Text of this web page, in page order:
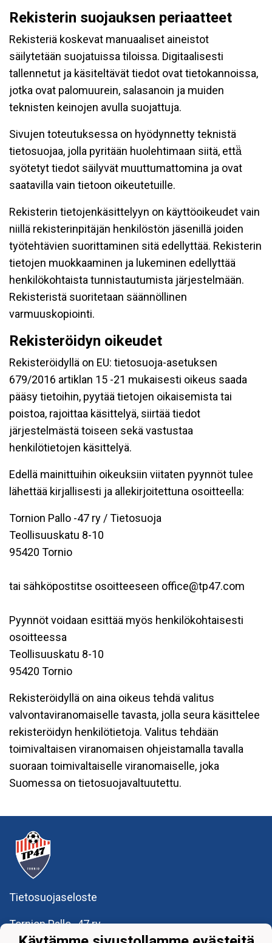
Rekisterin suojauksen periaatteet
Rekisteriä koskevat manuaaliset aineistot
säilytetään suojatuissa tiloissa. Digitaalisesti
tallennetut ja käsiteltävät tiedot ovat tietokannoissa,
jotka ovat palomuurein, salasanoin ja muiden
teknisten keinojen avulla suojattuja.
Sivujen toteutuksessa on hyödynnetty teknistä
tietosuojaa, jolla pyritään huolehtimaan siitä, että̈
syötetyt tiedot säilyvät muuttumattomina ja ovat
saatavilla vain tietoon oikeutetuille.
Rekisterin tietojenkäsittelyyn on käyttöoikeudet vain
niillä rekisterinpitäjän henkilöstön jäsenillä joiden
työtehtävien suorittaminen sitä edellyttää. Rekisterin
tietojen muokkaaminen ja lukeminen edellyttää
henkilökohtaista tunnistautumista järjestelmään.
Rekisteristä suoritetaan säännöllinen
varmuuskopiointi.
Rekisteröidyn oikeudet
Rekisteröidyllä on EU: tietosuoja-asetuksen
679/2016 artiklan 15 -21 mukaisesti oikeus saada
pääsy tietoihin, pyytää tietojen oikaisemista tai
poistoa, rajoittaa käsittelyä, siirtää tiedot
järjestelmästä toiseen sekä vastustaa
henkilötietojen käsittelyä.
Edellä mainittuihin oikeuksiin viitaten pyynnöt tulee
lähettää kirjallisesti ja allekirjoitettuna osoitteella:
Tornion Pallo -47 ry / Tietosuoja
Teollisuuskatu 8-10
95420 Tornio
tai sähköpostitse osoitteeseen office@tp47.com
Pyynnöt voidaan esittää myös henkilökohtaisesti
osoitteessa
Teollisuuskatu 8-10
95420 Tornio
Rekisteröidyllä on aina oikeus tehdä valitus
valvontaviranomaiselle tavasta, jolla seura käsittelee
rekisteröidyn henkilötietoja. Valitus tehdään
toimivaltaisen viranomaisen ohjeistamalla tavalla
suoraan toimivaltaiselle viranomaiselle, joka
Suomessa on tietosuojavaltuutettu.
Tietosuojaseloste
Tornion Pallo -47 ry
Teollisuuskatu 8-10